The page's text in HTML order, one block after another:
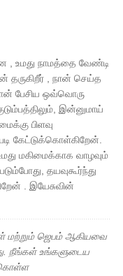
, உமது நாமத்தை வேண்டி
தருகிறீர் , நான் செய்த
பேசிய ஒவ்வொரு
இன்னுமாய்
பிளவு
கேட்டுக்கொள்கிறேன்.
மகிமைக்காக வாழவும்
​​தயவுகூர்ந்து
. இயேசுவின்
மற்றும் ஜெபம் ஆகியவை
நீங்கள் உங்களுடைய